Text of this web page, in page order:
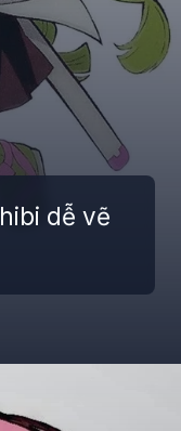
dễ vẽ
chibi-mitsuri